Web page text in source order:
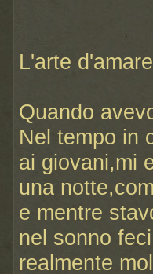
L'arte d'amare
Quando
Nel tempo in
ai giovani,mi
una
e mentre
nel sonno
realmente